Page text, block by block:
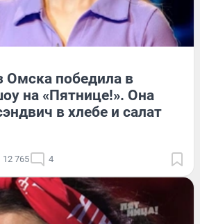
Омска победила в
на «Пятнице!». Она
в хлебе и салат
12 765 4